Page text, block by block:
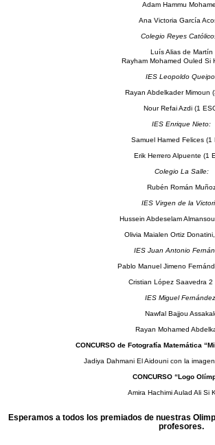
Adam Hammu
Ana Victoria García
Colegio Reyes
Luís Alias de Martín
Rayham Mohamed Ouled Si
IES Leopoldo
Rayan Abdelkader Mimoun
Nour Refai Azdi (1
IES Enrique Nieto:
Samuel Hamed Felices (1
Erik Herrero Alpuente (1
Colegio La Salle:
Rubén Román
IES Virgen de la
Hussein Abdeselam
Olivia Maialen Ortiz
IES Juan Antonio
Pablo Manuel Jimeno
Cristian López Saavedra 2
IES Miguel
Nawfal Bajjou
Rayan Mohamed
CONCURSO de Fotografía Matemática
Jadiya Dahmani El Aidouni con la
CONCURSO “Logo
Amira Hachimi Aulad Ali Si
Esperamos a todos los premiados de nuestras
profesores.